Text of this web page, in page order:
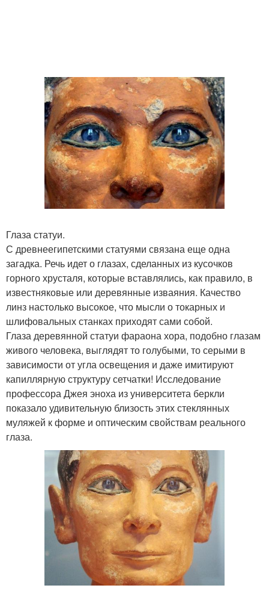
Глаза статуи.
С древнеегипетскими статуями связана еще одна
загадка. Речь идет о глазах, сделанных из кусочков
горного хрусталя, которые вставлялись, как правило, в
известняковые или деревянные изваяния. Качество
линз настолько высокое, что мысли о токарных и
шлифовальных станках приходят сами собой.
Глаза деревянной статуи фараона хора, подобно глазам
живого человека, выглядят то голубыми, то серыми в
зависимости от угла освещения и даже имитируют
капиллярную структуру сетчатки! Исследование
профессора Джея эноха из университета беркли
показало удивительную близость этих стеклянных
муляжей к форме и оптическим свойствам реального
глаза.